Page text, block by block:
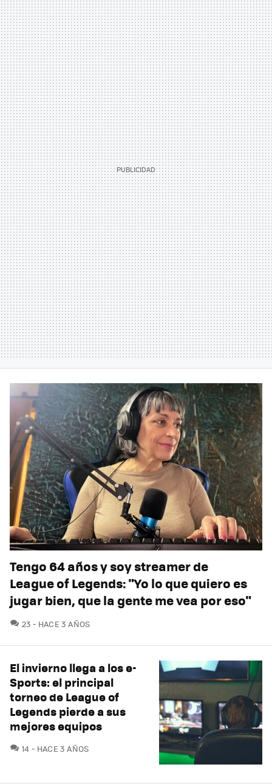
Tengo 64 años y soy streamer de
League of Legends: "Yo lo que quiero es
jugar bien, que la gente me vea por eso"
23 COMENTARIOS
HACE 3 AÑOS
El invierno llega a los e-
Sports: el principal
torneo de League of
Legends pierde a sus
mejores equipos
14 COMENTARIOS
HACE 3 AÑOS